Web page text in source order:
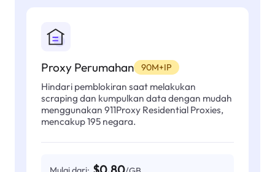
Proxy Perumahan 90M+IP
Hindari pemblokiran saat melakukan
scraping dan kumpulkan data dengan mudah
menggunakan 911Proxy Residential Proxies,
mencakup 195 negara.